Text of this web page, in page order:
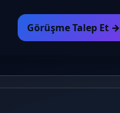
Görüşme Talep Et →